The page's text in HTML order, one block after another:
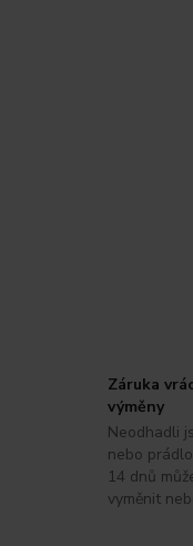
Záruka
výměny
Neodhadli
nebo
14 dnů
vyměnit